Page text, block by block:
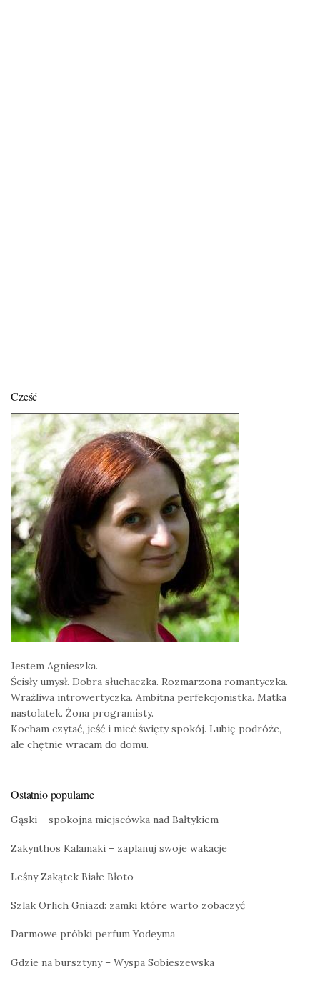
Cześć
Jestem Agnieszka.
Ścisły umysł. Dobra słuchaczka. Rozmarzona romantyczka.
Wrażliwa introwertyczka. Ambitna perfekcjonistka. Matka
nastolatek. Żona programisty.
Kocham czytać, jeść i mieć święty spokój. Lubię podróże,
ale chętnie wracam do domu.
Ostatnio popularne
Gąski – spokojna miejscówka nad Bałtykiem
Zakynthos Kalamaki – zaplanuj swoje wakacje
Leśny Zakątek Białe Błoto
Szlak Orlich Gniazd: zamki które warto zobaczyć
Darmowe próbki perfum Yodeyma
Gdzie na bursztyny – Wyspa Sobieszewska